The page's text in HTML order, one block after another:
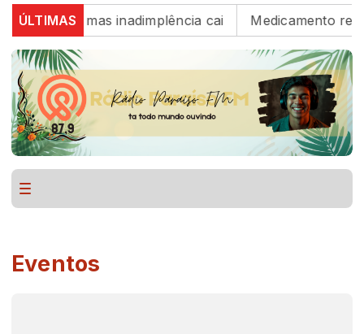
ÚLTIMAS
para 82%, mas inadimplência cai Medicamento
Eventos